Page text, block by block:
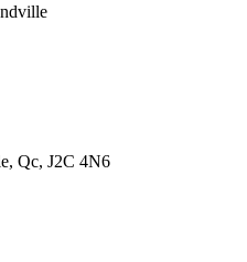
Qc, J2C 4N6